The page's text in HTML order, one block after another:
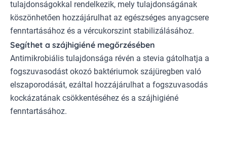
tulajdonságokkal rendelkezik, mely tulajdonságának
köszönhetően hozzájárulhat az egészséges anyagcsere
fenntartásához és a vércukorszint stabilizálásához.
Segíthet a szájhigiéné megőrzésében
Antimikrobiális tulajdonsága révén a stevia gátolhatja a
fogszuvasodást okozó baktériumok szájüregben való
elszaporodását, ezáltal hozzájárulhat a fogszuvasodás
kockázatának csökkentéséhez és a szájhigiéné
fenntartásához.